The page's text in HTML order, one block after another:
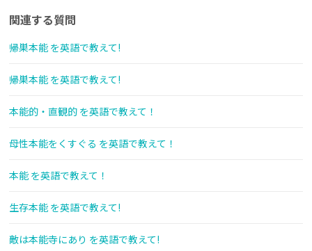
関連する質問
帰巣本能 を英語で教えて!
帰巣本能 を英語で教えて!
本能的・直観的 を英語で教えて！
母性本能をくすぐる を英語で教えて！
本能 を英語で教えて！
生存本能 を英語で教えて!
敵は本能寺にあり を英語で教えて!